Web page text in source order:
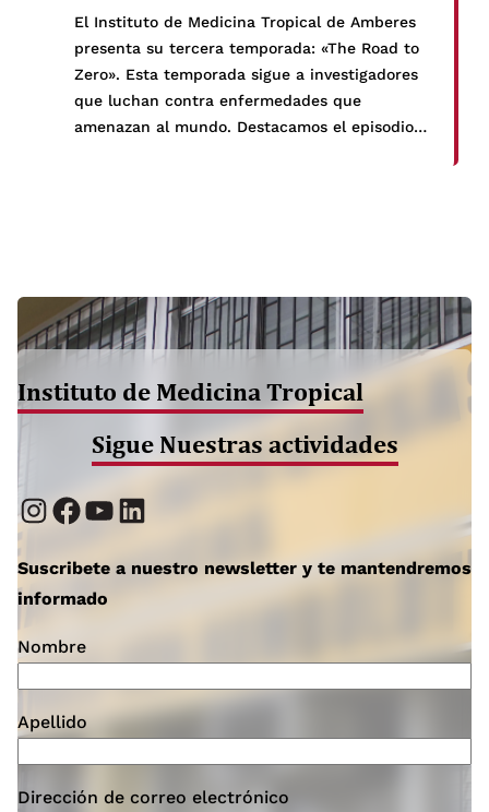
El Instituto de Medicina Tropical de Amberes
presenta su tercera temporada: «The Road to
Zero». Esta temporada sigue a investigadores
que luchan contra enfermedades que
amenazan al mundo. Destacamos el episodio
Instituto de Medicina Tropical
Sigue Nuestras actividades
Instagram
Facebook
YouTube
LinkedIn
Suscribete a nuestro newsletter y te mantendremos
informado
Nombre
Apellido
Dirección de correo electrónico